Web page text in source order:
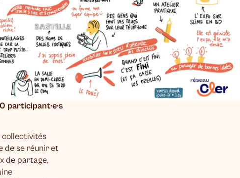
participant·e·s
collectivités
de se réunir et
de partage,